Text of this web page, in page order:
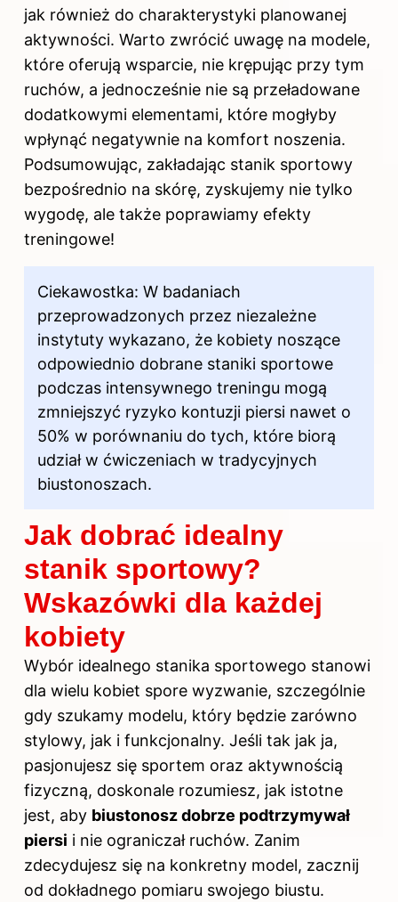
jak również do charakterystyki planowanej
aktywności. Warto zwrócić uwagę na modele,
które oferują wsparcie, nie krępując przy tym
ruchów, a jednocześnie nie są przeładowane
dodatkowymi elementami, które mogłyby
wpłynąć negatywnie na komfort noszenia.
Podsumowując, zakładając stanik sportowy
bezpośrednio na skórę, zyskujemy nie tylko
wygodę, ale także poprawiamy efekty
treningowe!
Ciekawostka: W badaniach
przeprowadzonych przez niezależne
instytuty wykazano, że kobiety noszące
odpowiednio dobrane staniki sportowe
podczas intensywnego treningu mogą
zmniejszyć ryzyko kontuzji piersi nawet o
50% w porównaniu do tych, które biorą
udział w ćwiczeniach w tradycyjnych
biustonoszach.
Jak dobrać idealny
stanik sportowy?
Wskazówki dla każdej
kobiety
Wybór idealnego stanika sportowego stanowi
dla wielu kobiet spore wyzwanie, szczególnie
gdy szukamy modelu, który będzie zarówno
stylowy, jak i funkcjonalny. Jeśli tak jak ja,
pasjonujesz się sportem oraz aktywnością
fizyczną, doskonale rozumiesz, jak istotne
jest, aby biustonosz dobrze podtrzymywał
piersi i nie ograniczał ruchów. Zanim
zdecydujesz się na konkretny model, zacznij
od dokładnego pomiaru swojego biustu.